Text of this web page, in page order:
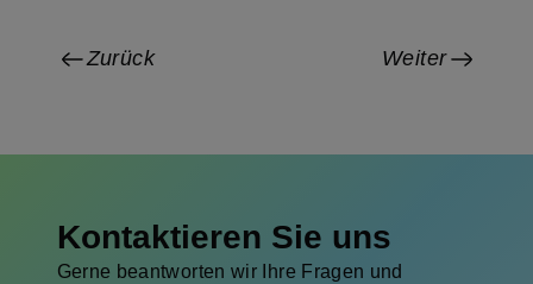
Zurück Weiter
Kontaktieren Sie uns
Gerne beantworten wir Ihre Fragen und